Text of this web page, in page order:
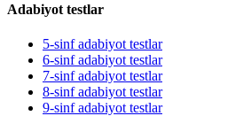
Adabiyot testlar
5-sinf adabiyot testlar
6-sinf adabiyot testlar
7-sinf adabiyot testlar
8-sinf adabiyot testlar
9-sinf adabiyot testlar